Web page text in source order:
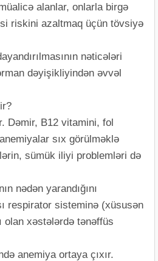
alanlar, onlarla birgə
riskini azaltmaq üçün tövsiyə
nəticələri
dəyişikliyindən əvvəl
Dəmir, B12 vitamini, fol
sıx görülməklə
sümük iliyi problemləri də
nədən yarandığını
respirator sisteminə (xüsusən
olan xəstələrdə tənəffüs
anemiya ortaya çıxır.